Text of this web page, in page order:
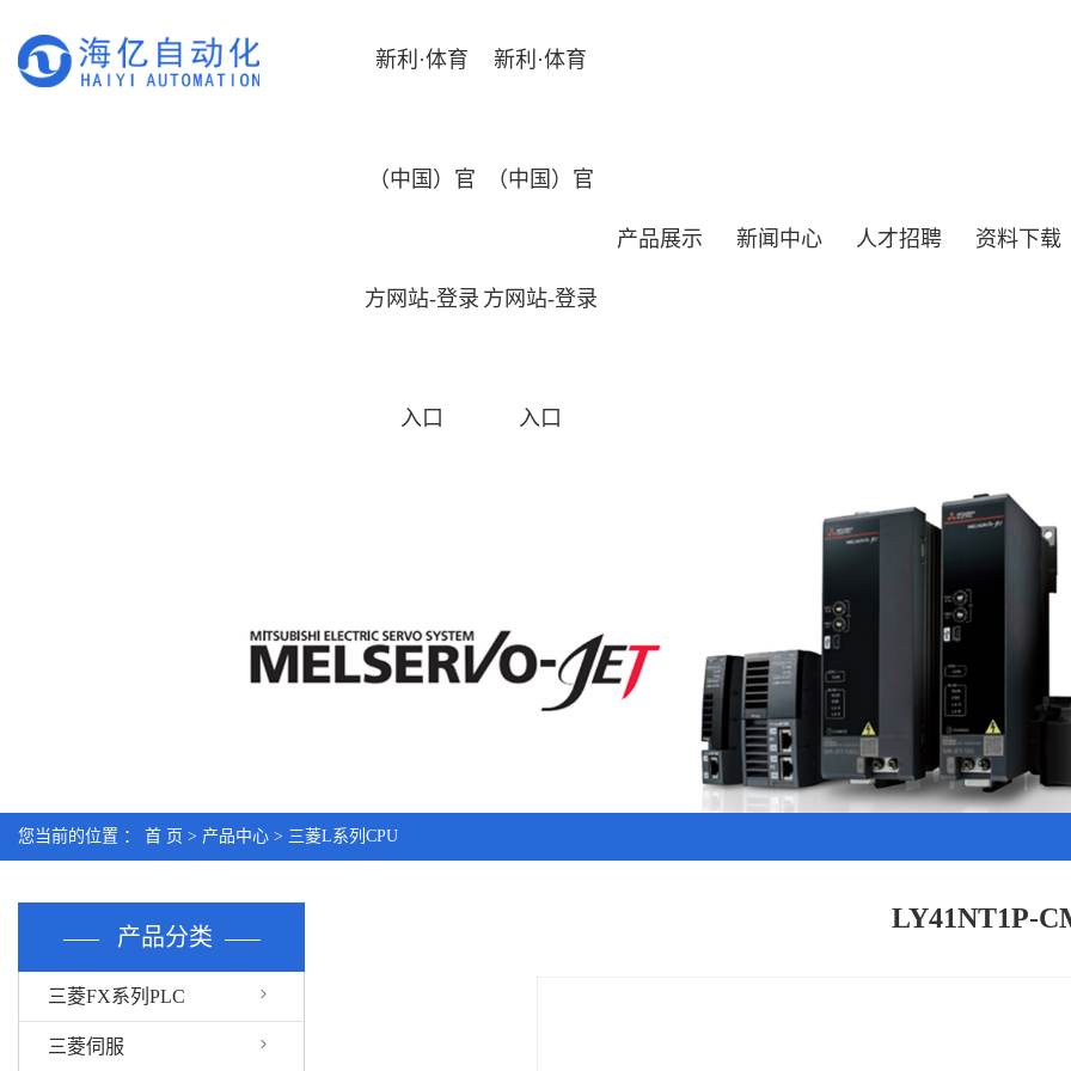
新利·体育
（中国）官
方网站-登录
入口
新利·体育
（中国）官
方网站-登录
入口
产品展示 新闻中心 人才招聘 资料下载
您当前的位置 ： 首 页 > 产品中心 > 三菱L系列CPU
产品分类
三菱FX系列PLC
三菱伺服
LY41NT1P-